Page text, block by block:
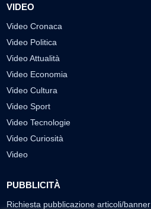
VIDEO
Video Cronaca
Video Politica
Video Attualità
Video Economia
Video Cultura
Video Sport
Video Tecnologie
Video Curiosità
Video
PUBBLICITÀ
Richiesta pubblicazione articoli/banner